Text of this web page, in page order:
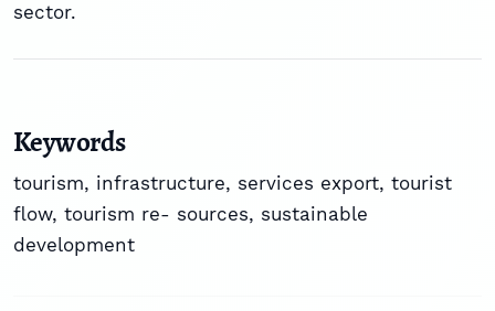
sector.
Keywords
tourism, infrastructure, services export, tourist
flow, tourism re- sources, sustainable
development